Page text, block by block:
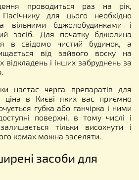
проводиться раз на рік,
для цього необхідно
вільними бджолобудинками і
засіб. Для початку бджолина
в свідомо чистий будинок, а
від зайвого воску на
відкладень і інших забруднень за
настає черга препаратів для
ціна в Києві яких вас приємно
губка або ганчірка і ними
поверхні, в тому числі і
тільки висохнути і
комах можна заселяти.
засоби для